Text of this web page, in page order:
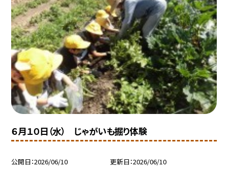
６月１０日（水） じゃがいも掘り体験
公開日 2026/06/10 更新日 2026/06/10